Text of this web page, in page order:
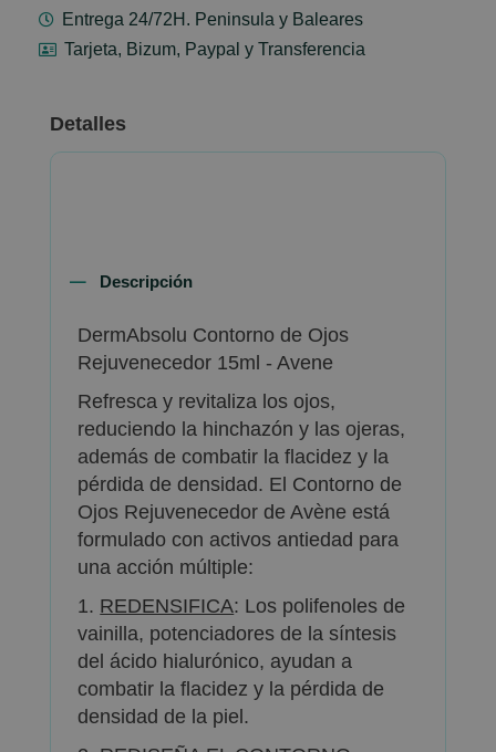
Entrega 24/72H. Peninsula y Baleares
Tarjeta, Bizum, Paypal y Transferencia
Detalles
Descripción
DermAbsolu Contorno de Ojos
Rejuvenecedor 15ml - Avene
Refresca y revitaliza los ojos,
reduciendo la hinchazón y las ojeras,
además de combatir la flacidez y la
pérdida de densidad. El Contorno de
Ojos Rejuvenecedor de Avène está
formulado con activos antiedad para
una acción múltiple:
1. REDENSIFICA: Los polifenoles de
vainilla, potenciadores de la síntesis
del ácido hialurónico, ayudan a
combatir la flacidez y la pérdida de
densidad de la piel.